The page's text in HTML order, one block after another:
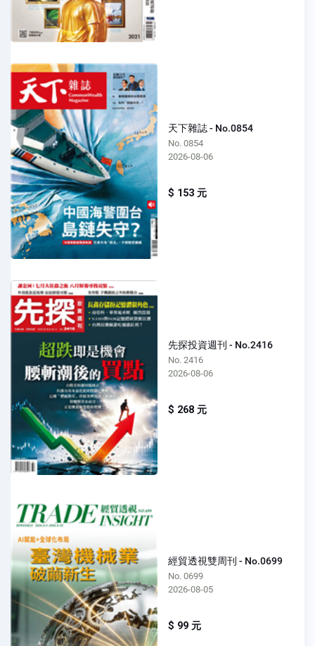
天下雜誌 - No.0854
No. 0854
2026-08-06
$ 153 元
先探投資週刊 - No.2416
No. 2416
2026-08-06
$ 268 元
經貿透視雙周刊 - No.0699
No. 0699
2026-08-05
$ 99 元